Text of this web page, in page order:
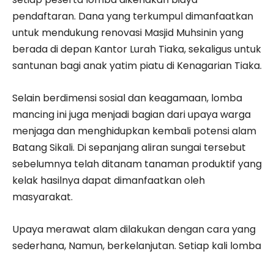
pendaftaran. Dana yang terkumpul dimanfaatkan
untuk mendukung renovasi Masjid Muhsinin yang
berada di depan Kantor Lurah Tiaka, sekaligus untuk
santunan bagi anak yatim piatu di Kenagarian Tiaka.
Selain berdimensi sosial dan keagamaan, lomba
mancing ini juga menjadi bagian dari upaya warga
menjaga dan menghidupkan kembali potensi alam
Batang Sikali. Di sepanjang aliran sungai tersebut
sebelumnya telah ditanam tanaman produktif yang
kelak hasilnya dapat dimanfaatkan oleh
masyarakat.
Upaya merawat alam dilakukan dengan cara yang
sederhana, Namun, berkelanjutan. Setiap kali lomba